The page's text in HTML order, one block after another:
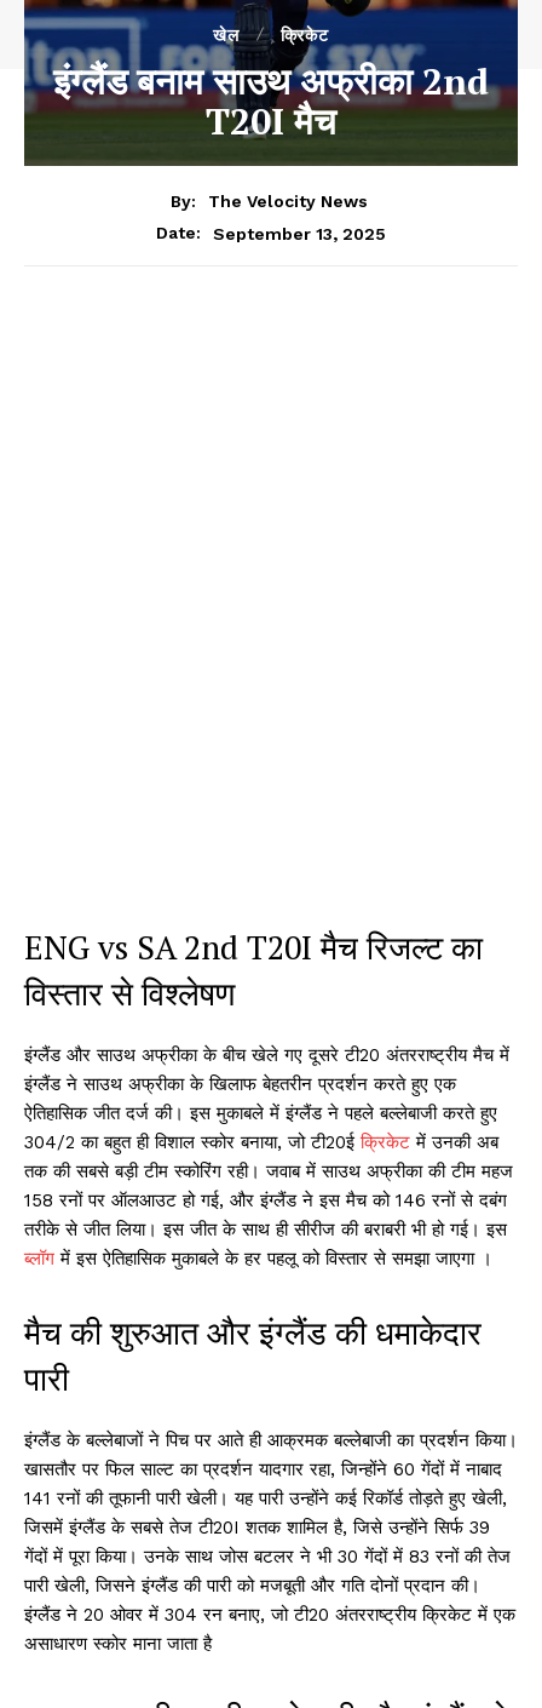
खेल क्रिकेट
इंग्लैंड बनाम साउथ अफ्रीका 2nd
T20I मैच
By:
The Velocity News
Date:
September 13, 2025
ENG vs SA 2nd T20I मैच रिजल्ट का
विस्तार से विश्लेषण
इंग्लैंड और साउथ अफ्रीका के बीच खेले गए दूसरे टी20 अंतरराष्ट्रीय मैच में
इंग्लैंड ने साउथ अफ्रीका के खिलाफ बेहतरीन प्रदर्शन करते हुए एक
ऐतिहासिक जीत दर्ज की। इस मुकाबले में इंग्लैंड ने पहले बल्लेबाजी करते हुए
304/2 का बहुत ही विशाल स्कोर बनाया, जो टी20ईक्रिकेट में उनकी अब
तक की सबसे बड़ी टीम स्कोरिंग रही। जवाब में साउथ अफ्रीका की टीम महज
158 रनों पर ऑलआउट हो गई, और इंग्लैंड ने इस मैच को 146 रनों से दबंग
तरीके से जीत लिया। इस जीत के साथ ही सीरीज की बराबरी भी हो गई। इस
ब्लॉग में इस ऐतिहासिक मुकाबले के हर पहलू को विस्तार से समझा जाएगा ।
मैच की शुरुआत और इंग्लैंड की धमाकेदार
पारी
इंग्लैंड के बल्लेबाजों ने पिच पर आते ही आक्रमक बल्लेबाजी का प्रदर्शन किया।
खासतौर पर फिल साल्ट का प्रदर्शन यादगार रहा, जिन्होंने 60 गेंदों में नाबाद
141 रनों की तूफानी पारी खेली। यह पारी उन्होंने कई रिकॉर्ड तोड़ते हुए खेली,
जिसमें इंग्लैंड के सबसे तेज टी20I शतक शामिल है, जिसे उन्होंने सिर्फ 39
गेंदों में पूरा किया। उनके साथ जोस बटलर ने भी 30 गेंदों में 83 रनों की तेज
पारी खेली, जिसने इंग्लैंड की पारी को मजबूती और गति दोनों प्रदान की।
इंग्लैंड ने 20 ओवर में 304 रन बनाए, जो टी20 अंतरराष्ट्रीय क्रिकेट में एक
असाधारण स्कोर माना जाता है